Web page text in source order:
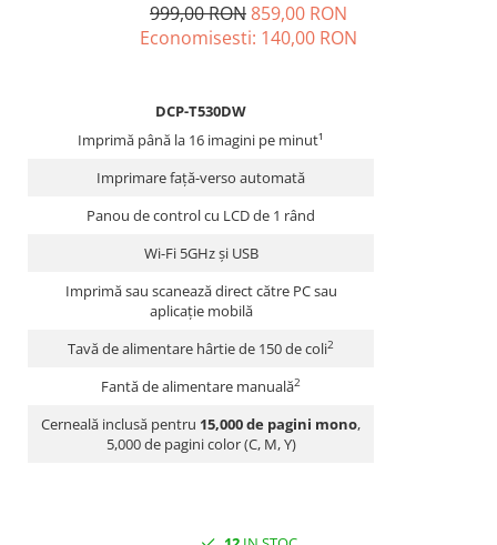
999,00 RON859,00 RON
Economisesti: 140,00 RON
DCP-T530DW
Imprimă până la 16 imagini pe minut¹
Imprimare față-verso automată
Panou de control cu LCD de 1 rând
Wi-Fi 5GHz și USB
Imprimă sau scanează direct către PC sau
aplicație mobilă
Tavă de alimentare hârtie de 150 de coli2
Fantă de alimentare manuală2
Cerneală inclusă pentru 15,000 de pagini mono,
5,000 de pagini color (C, M, Y)